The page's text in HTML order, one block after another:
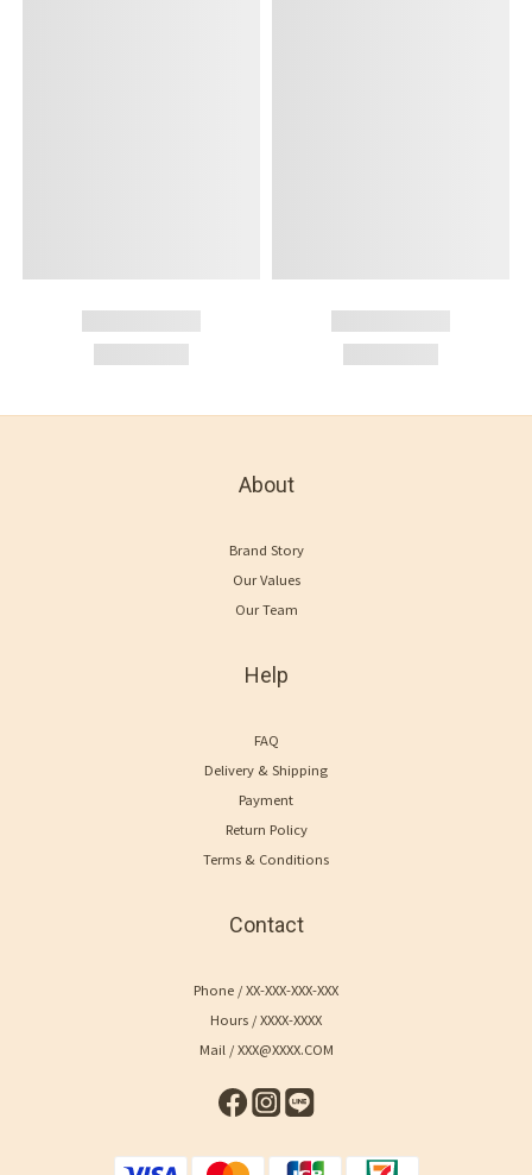
About
Brand Story
Our Values
Our Team
Help
FAQ
Delivery & Shipping
Payment
Return Policy
Terms & Conditions
Contact
Phone / XX-XXX-XXX-XXX
Hours / XXXX-XXXX
Mail / XXX@XXXX.COM